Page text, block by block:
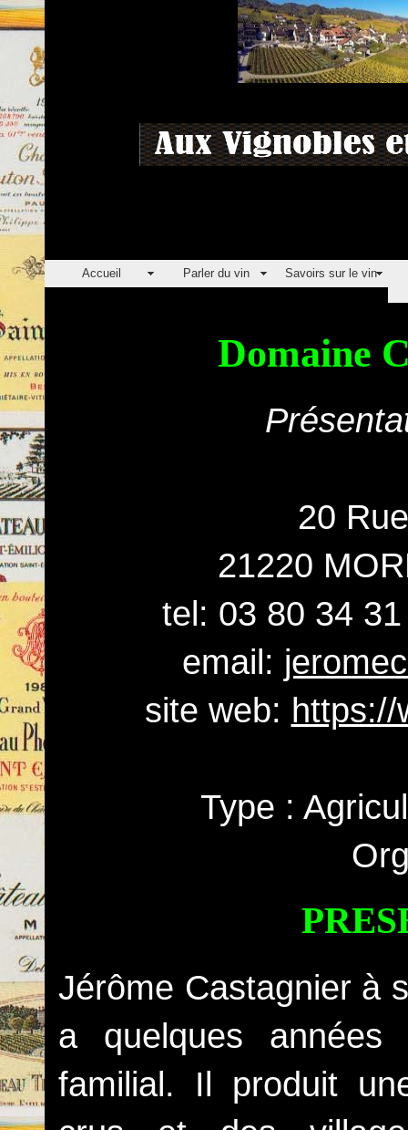
Accueil Parler du vin Savoirs sur le vin
Domaine
20
21220
tel: 03 80 34
email:
site web: https://
Type :
Jérôme Castagnier à
a quelques
familial. Il produit